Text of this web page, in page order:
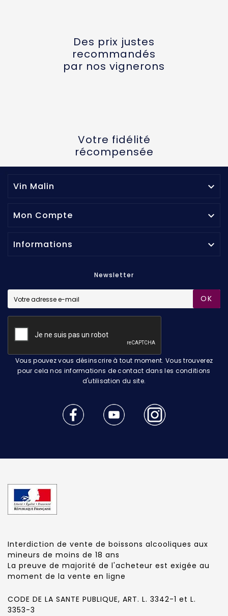
Des prix justes
recommandés
par nos vignerons
Votre fidélité
récompensée
Vin Malin 
Mon Compte 
Informations 
Newsletter
OK
Vous pouvez vous désinscrire à tout moment. Vous trouverez
pour cela nos informations de contact dans les conditions
d'utilisation du site.
Interdiction de vente de boissons alcooliques aux
mineurs de moins de 18 ans
La preuve de majorité de l'acheteur est exigée au
moment de la vente en ligne
CODE DE LA SANTE PUBLIQUE, ART. L. 3342-1 et L.
3353-3